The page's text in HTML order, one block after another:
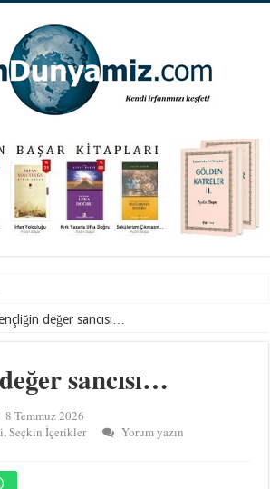
ile samimi bir sohbet…
değer sancısı…
sancısı…
8 Temmuz 2026
,Seçkin İçerikler
Yorum yazın